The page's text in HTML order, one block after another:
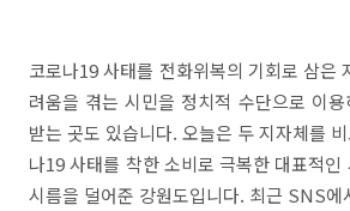
코로나19 사태를 전화위복의 기회로 삼은
려움을 겪는 시민을 정치적 수단으로 이
받는 곳도 있습니다. 오늘은 두 지자체를
나19 사태를 착한 소비로 극복한 대표적인
시름을 덜어준 강원도입니다. 최근 SNS에